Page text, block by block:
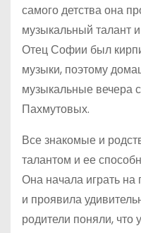
самого детства она
музыкальный талант
Отец Софии был
музыки, поэтому
музыкальные вечера
Пахмутовых.
Все знакомые и
талантом и ее
Она начала играть на
и проявила
родители поняли, что